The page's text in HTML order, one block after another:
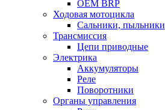
OEM BRP
Ходовая мотоцикла
Сальники, пыльники
Трансмиссия
Цепи приводные
Электрика
Аккумуляторы
Реле
Поворотники
Органы управления